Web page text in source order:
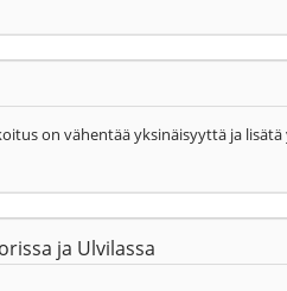
on vähentää yksinäisyyttä ja
ja Ulvilassa